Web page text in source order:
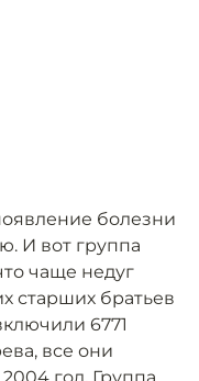
болезни
И вот группа
чаще недуг
старших братьев
6771
все они